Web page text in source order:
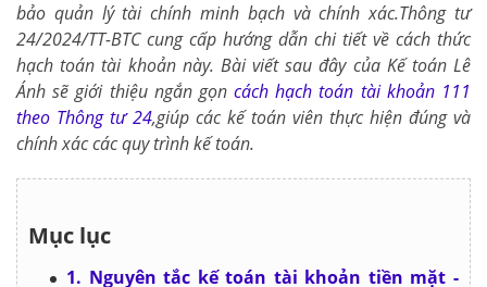
bảo quản lý tài chính minh bạch và chính xác.Thông tư
24/2024/TT-BTC cung cấp hướng dẫn chi tiết về cách thức
hạch toán tài khoản này. Bài viết sau đây của Kế toán Lê
Ánh sẽ giới thiệu ngắn gọncách hạch toán tài khoản 111
theo Thông tư 24,giúp các kế toán viên thực hiện đúng và
chính xác các quy trình kế toán.
Mục lục
1. Nguyên tắc kế toán tài khoản tiền mặt -